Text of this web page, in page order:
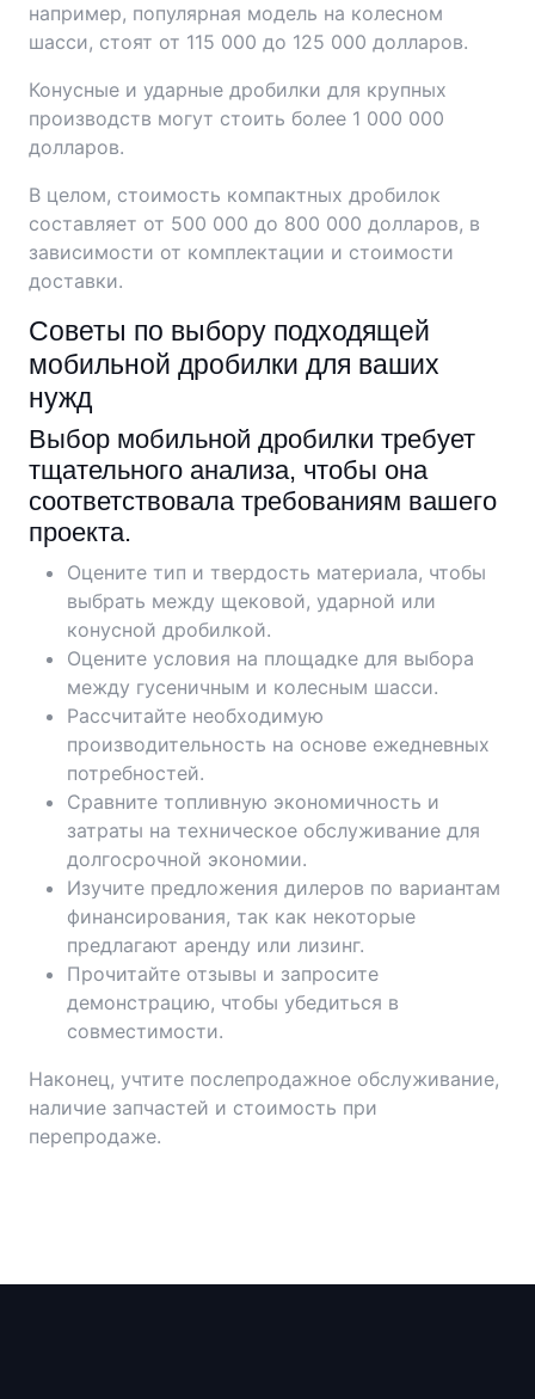
например, популярная модель на колесном
шасси, стоят от 115 000 до 125 000 долларов.
Конусные и ударные дробилки для крупных
производств могут стоить более 1 000 000
долларов.
В целом, стоимость компактных дробилок
составляет от 500 000 до 800 000 долларов, в
зависимости от комплектации и стоимости
доставки.
Советы по выбору подходящей
мобильной дробилки для ваших
нужд
Выбор мобильной дробилки требует
тщательного анализа, чтобы она
соответствовала требованиям вашего
проекта.
Оцените тип и твердость материала, чтобы
выбрать между щековой, ударной или
конусной дробилкой.
Оцените условия на площадке для выбора
между гусеничным и колесным шасси.
Рассчитайте необходимую
производительность на основе ежедневных
потребностей.
Сравните топливную экономичность и
затраты на техническое обслуживание для
долгосрочной экономии.
Изучите предложения дилеров по вариантам
финансирования, так как некоторые
предлагают аренду или лизинг.
Прочитайте отзывы и запросите
демонстрацию, чтобы убедиться в
совместимости.
Наконец, учтите послепродажное обслуживание,
наличие запчастей и стоимость при
перепродаже.